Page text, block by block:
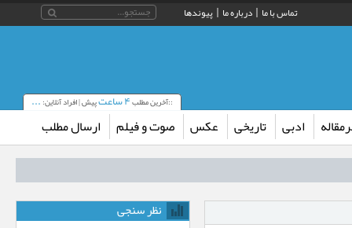
تماس با ما درباره ما پیوندها
::آخرین مطلب۴ ساعت پیش | افراد آنلاین:...
ادبی تاریخی عکس صوت و فیلم ارسال مطلب
نظر سنجی